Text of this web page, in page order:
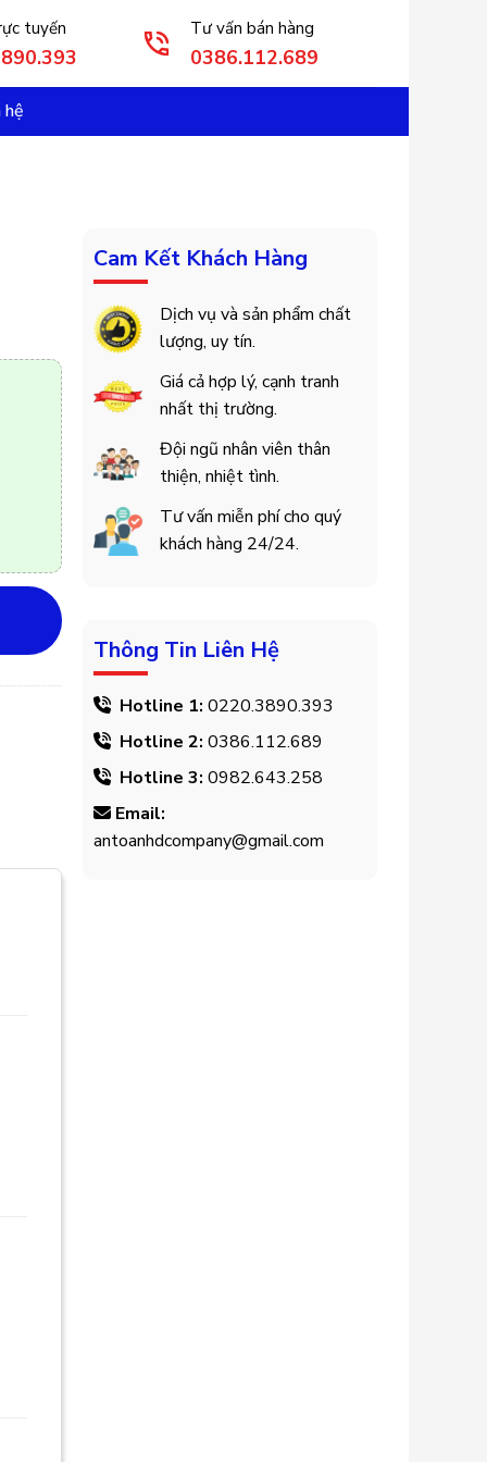
tuyến Tư vấn bán hàng
0386.112.689
hệ
Cam Kết Khách Hàng
Dịch vụ và sản phẩm chất
lượng, uy tín.
Giá cả hợp lý, cạnh tranh
nhất thị trường.
Đội ngũ nhân viên thân
thiện, nhiệt tình.
Tư vấn miễn phí cho quý
khách hàng 24/24.
Thông Tin Liên Hệ
Hotline 1: 0220.3890.393
Hotline 2: 0386.112.689
Hotline 3: 0982.643.258
Email:
antoanhdcompany@gmail.com